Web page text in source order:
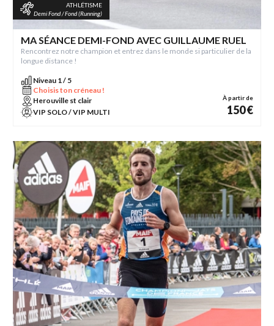
ATHLÉTISME
Demi Fond / Fond (Running)
MA SÉANCE DEMI-FOND AVEC GUILLAUME RUEL
Rencontrez notre champion et entrez dans le monde si particulier de la
longue distance !
Niveau 1 / 5
Choisis ton créneau !
Herouville st clair
VIP SOLO / VIP MULTI
À partir de
150 €